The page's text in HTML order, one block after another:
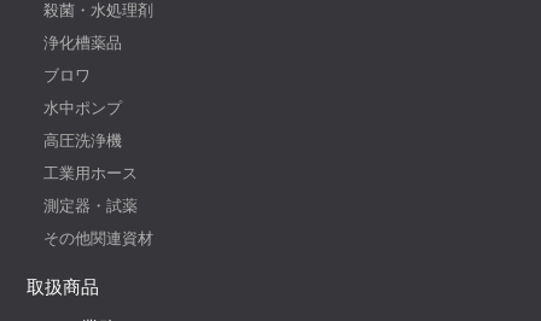
殺菌・水処理剤
浄化槽薬品
ブロワ
水中ポンプ
高圧洗浄機
工業用ホース
測定器・試薬
その他関連資材
取扱商品